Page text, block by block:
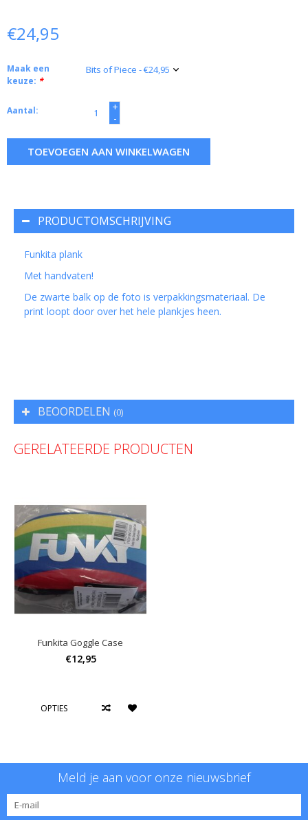
€24,95
Maak een
keuze: *
Aantal:
+
-
TOEVOEGEN AAN WINKELWAGEN
PRODUCTOMSCHRIJVING
Funkita plank
Met handvaten!
De zwarte balk op de foto is verpakkingsmateriaal. De
print loopt door over het hele plankjes heen.
BEOORDELEN (0)
GERELATEERDE PRODUCTEN
Funkita Goggle Case
€12,95
OPTIES
Meld je aan voor onze nieuwsbrief